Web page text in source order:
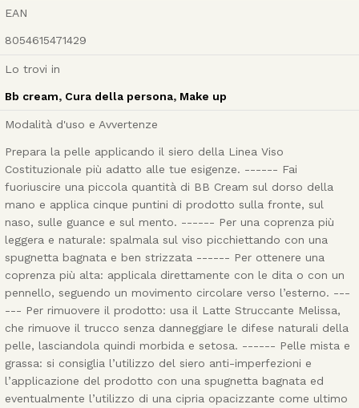
EAN
8054615471429
Lo trovi in
Bb cream, Cura della persona, Make up
Modalità d'uso e Avvertenze
Prepara la pelle applicando il siero della Linea Viso
Costituzionale più adatto alle tue esigenze. ------ Fai
fuoriuscire una piccola quantità di BB Cream sul dorso della
mano e applica cinque puntini di prodotto sulla fronte, sul
naso, sulle guance e sul mento. ------ Per una coprenza più
leggera e naturale: spalmala sul viso picchiettando con una
spugnetta bagnata e ben strizzata ------ Per ottenere una
coprenza più alta: applicala direttamente con le dita o con un
pennello, seguendo un movimento circolare verso l’esterno. ---
--- Per rimuovere il prodotto: usa il Latte Struccante Melissa,
che rimuove il trucco senza danneggiare le difese naturali della
pelle, lasciandola quindi morbida e setosa. ------ Pelle mista e
grassa: si consiglia l’utilizzo del siero anti-imperfezioni e
l’applicazione del prodotto con una spugnetta bagnata ed
eventualmente l’utilizzo di una cipria opacizzante come ultimo